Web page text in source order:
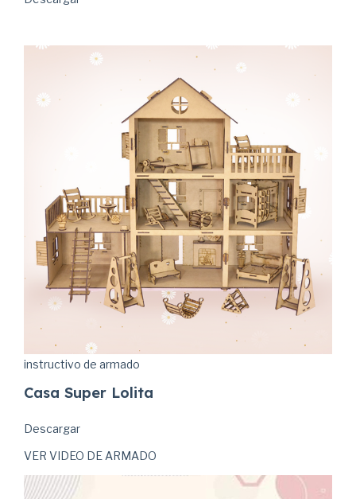
instructivo de armado
Casa Super Lolita
Descargar
VER VIDEO DE ARMADO